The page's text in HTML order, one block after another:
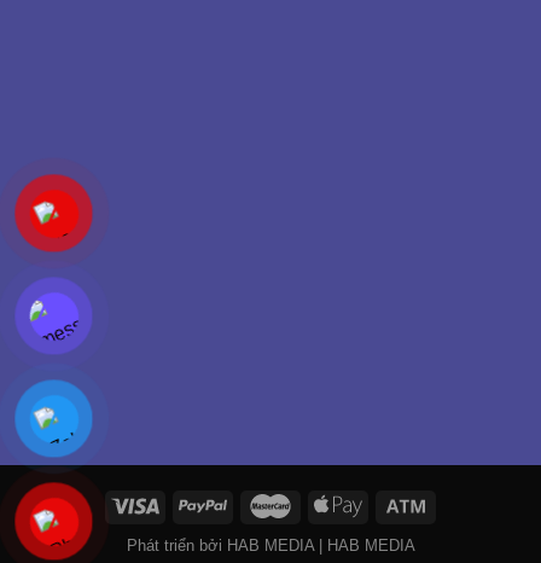
Phát triển bởi HAB MEDIA| HAB MEDIA